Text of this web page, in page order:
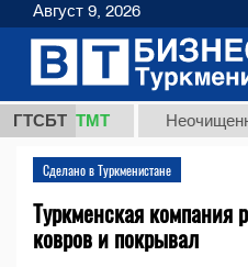
ГТСБТ
ТМТ Неочищенная
Сделано в Туркменистане
Туркменская компания
ковров и покрывал
Август 9, 2026